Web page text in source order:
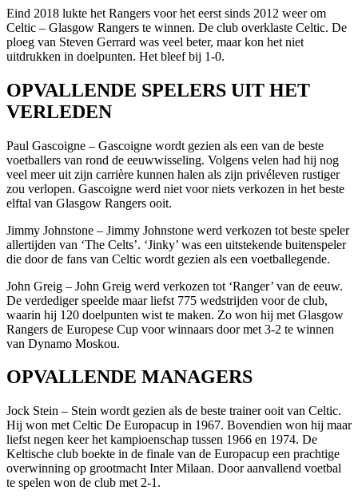
Eind 2018 lukte het Rangers voor het eerst sinds 2012 weer om
Celtic – Glasgow Rangers te winnen. De club overklaste Celtic. De
ploeg van Steven Gerrard was veel beter, maar kon het niet
uitdrukken in doelpunten. Het bleef bij 1-0.
OPVALLENDE SPELERS UIT HET
VERLEDEN
Paul Gascoigne – Gascoigne wordt gezien als een van de beste
voetballers van rond de eeuwwisseling. Volgens velen had hij nog
veel meer uit zijn carrière kunnen halen als zijn privéleven rustiger
zou verlopen. Gascoigne werd niet voor niets verkozen in het beste
elftal van Glasgow Rangers ooit.
Jimmy Johnstone – Jimmy Johnstone werd verkozen tot beste speler
allertijden van ‘The Celts’. ‘Jinky’ was een uitstekende buitenspeler
die door de fans van Celtic wordt gezien als een voetballegende.
John Greig – John Greig werd verkozen tot ‘Ranger’ van de eeuw.
De verdediger speelde maar liefst 775 wedstrijden voor de club,
waarin hij 120 doelpunten wist te maken. Zo won hij met Glasgow
Rangers de Europese Cup voor winnaars door met 3-2 te winnen
van Dynamo Moskou.
OPVALLENDE MANAGERS
Jock Stein – Stein wordt gezien als de beste trainer ooit van Celtic.
Hij won met Celtic De Europacup in 1967. Bovendien won hij maar
liefst negen keer het kampioenschap tussen 1966 en 1974. De
Keltische club boekte in de finale van de Europacup een prachtige
overwinning op grootmacht Inter Milaan. Door aanvallend voetbal
te spelen won de club met 2-1.